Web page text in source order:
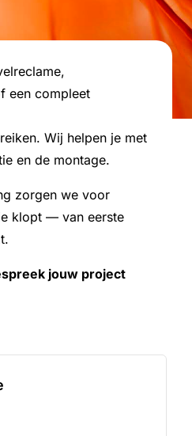
een compleet
Wij helpen je met
en de montage.
zorgen we voor
klopt — van eerste
jouw project